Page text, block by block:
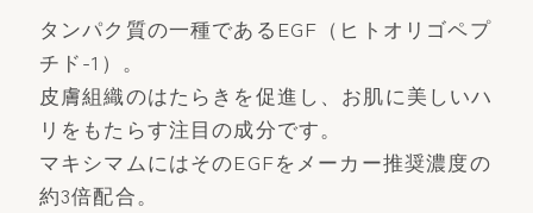
タンパク質の一種であるEGF（ヒトオリゴペプ
チド-1）。
皮膚組織のはたらきを促進し、お肌に美しいハ
リをもたらす注目の成分です。
マキシマムにはそのEGFをメーカー推奨濃度の
約3倍配合。